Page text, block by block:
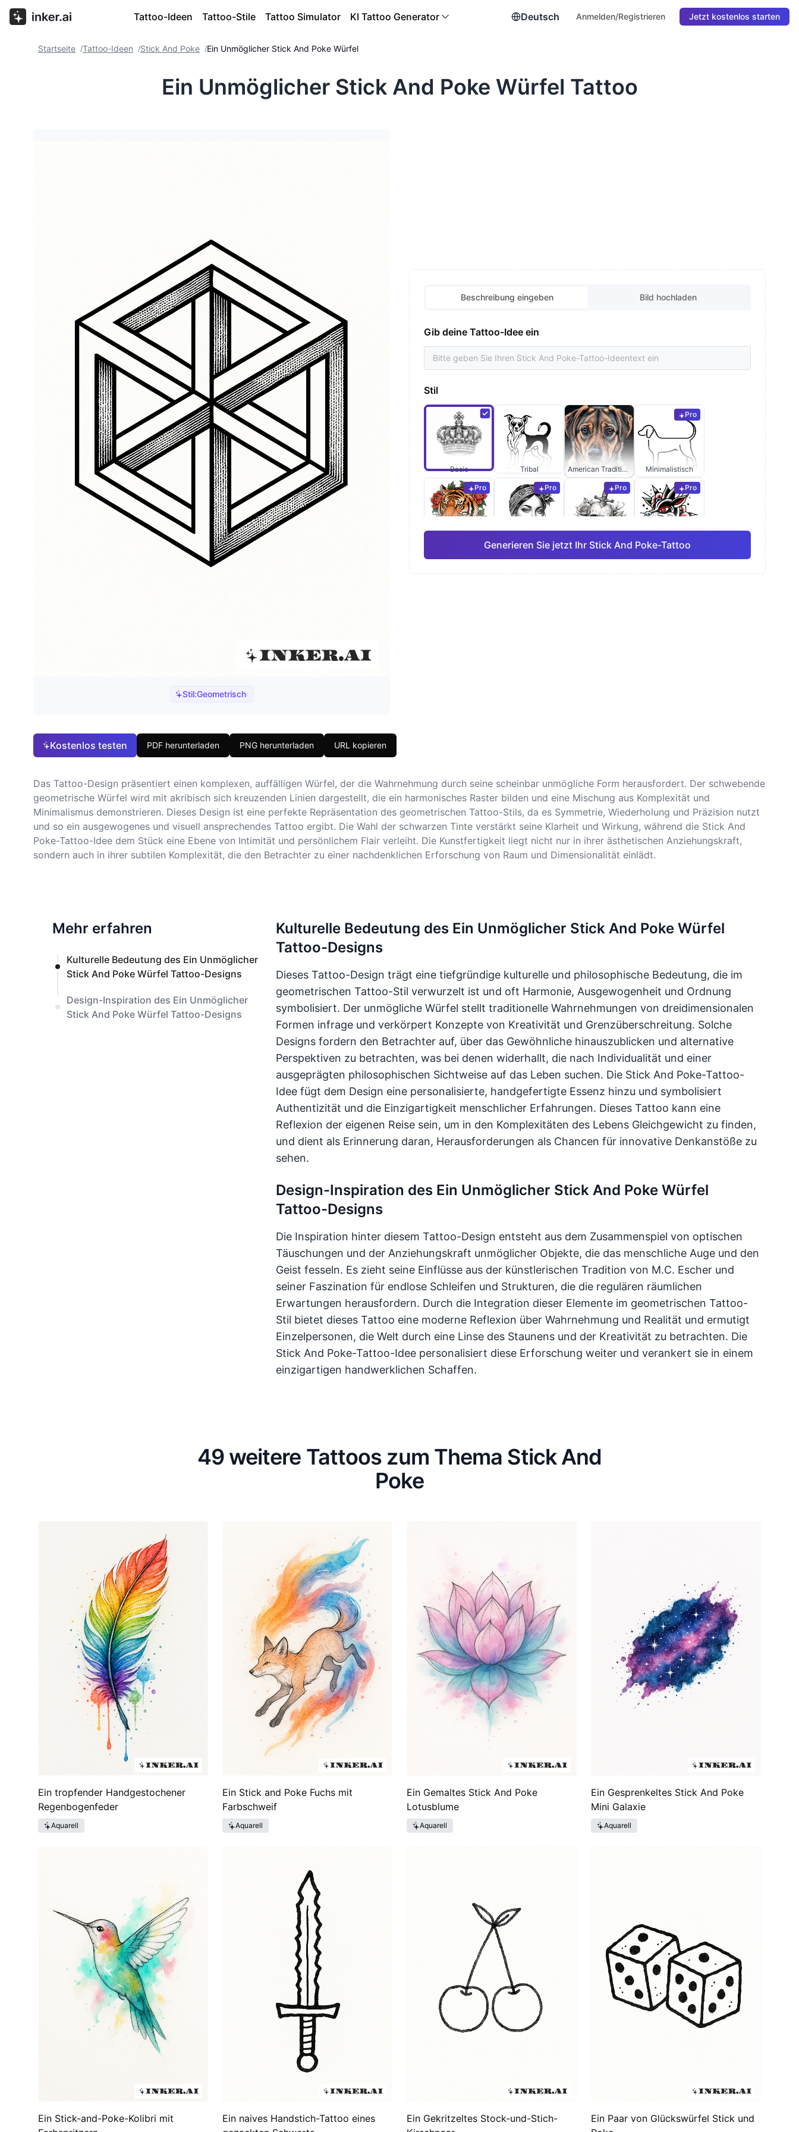
Deutsch Anmelden/Registrieren Jetzt kostenlos starten
Tattoo-Ideen Tattoo-Stile Tattoo Simulator KI Tattoo Generator
Startseite /Tattoo-Ideen /Stick And Poke /Ein Unmöglicher Stick And Poke Würfel
Ein Unmöglicher Stick And Poke Würfel Tattoo
Stil:Geometrisch
Beschreibung eingeben Bild hochladen
Gib deine Tattoo-Idee ein
Stil
Basic Tribal American Traditional
Pro
Minimalistisch
Pro
Japanisch
Pro
Aquarell
Pro
Feine Linie
Pro
Anime
Generieren Sie jetzt Ihr Stick And Poke-Tattoo
Kostenlos testen PDF herunterladen PNG herunterladen URL kopieren
Das Tattoo-Design präsentiert einen komplexen, auffälligen Würfel, der die Wahrnehmung durch seine scheinbar unmögliche Form herausfordert. Der schwebende
geometrische Würfel wird mit akribisch sich kreuzenden Linien dargestellt, die ein harmonisches Raster bilden und eine Mischung aus Komplexität und
Minimalismus demonstrieren. Dieses Design ist eine perfekte Repräsentation des geometrischen Tattoo-Stils, da es Symmetrie, Wiederholung und Präzision nutzt
und so ein ausgewogenes und visuell ansprechendes Tattoo ergibt. Die Wahl der schwarzen Tinte verstärkt seine Klarheit und Wirkung, während die Stick And
Poke-Tattoo-Idee dem Stück eine Ebene von Intimität und persönlichem Flair verleiht. Die Kunstfertigkeit liegt nicht nur in ihrer ästhetischen Anziehungskraft,
sondern auch in ihrer subtilen Komplexität, die den Betrachter zu einer nachdenklichen Erforschung von Raum und Dimensionalität einlädt.
Mehr erfahren
Kulturelle Bedeutung des Ein Unmöglicher
Stick And Poke Würfel Tattoo-Designs
Design-Inspiration des Ein Unmöglicher
Stick And Poke Würfel Tattoo-Designs
Kulturelle Bedeutung des Ein Unmöglicher Stick And Poke Würfel
Tattoo-Designs
Dieses Tattoo-Design trägt eine tiefgründige kulturelle und philosophische Bedeutung, die im
geometrischen Tattoo-Stil verwurzelt ist und oft Harmonie, Ausgewogenheit und Ordnung
symbolisiert. Der unmögliche Würfel stellt traditionelle Wahrnehmungen von dreidimensionalen
Formen infrage und verkörpert Konzepte von Kreativität und Grenzüberschreitung. Solche
Designs fordern den Betrachter auf, über das Gewöhnliche hinauszublicken und alternative
Perspektiven zu betrachten, was bei denen widerhallt, die nach Individualität und einer
ausgeprägten philosophischen Sichtweise auf das Leben suchen. Die Stick And Poke-Tattoo-
Idee fügt dem Design eine personalisierte, handgefertigte Essenz hinzu und symbolisiert
Authentizität und die Einzigartigkeit menschlicher Erfahrungen. Dieses Tattoo kann eine
Reflexion der eigenen Reise sein, um in den Komplexitäten des Lebens Gleichgewicht zu finden,
und dient als Erinnerung daran, Herausforderungen als Chancen für innovative Denkanstöße zu
sehen.
Design-Inspiration des Ein Unmöglicher Stick And Poke Würfel
Tattoo-Designs
Die Inspiration hinter diesem Tattoo-Design entsteht aus dem Zusammenspiel von optischen
Täuschungen und der Anziehungskraft unmöglicher Objekte, die das menschliche Auge und den
Geist fesseln. Es zieht seine Einflüsse aus der künstlerischen Tradition von M.C. Escher und
seiner Faszination für endlose Schleifen und Strukturen, die die regulären räumlichen
Erwartungen herausfordern. Durch die Integration dieser Elemente im geometrischen Tattoo-
Stil bietet dieses Tattoo eine moderne Reflexion über Wahrnehmung und Realität und ermutigt
Einzelpersonen, die Welt durch eine Linse des Staunens und der Kreativität zu betrachten. Die
Stick And Poke-Tattoo-Idee personalisiert diese Erforschung weiter und verankert sie in einem
einzigartigen handwerklichen Schaffen.
49 weitere Tattoos zum Thema Stick And
Poke
Ein tropfender Handgestochener
Regenbogenfeder
Aquarell
Ein Stick and Poke Fuchs mit
Farbschweif
Aquarell
Ein Gemaltes Stick And Poke
Lotusblume
Aquarell
Ein Gesprenkeltes Stick And Poke
Mini Galaxie
Aquarell
Ein Stick-and-Poke-Kolibri mit
Ein naives Handstich-Tattoo eines
Ein Gekritzeltes Stock-und-Stich-
Ein Paar von Glückswürfel Stick und